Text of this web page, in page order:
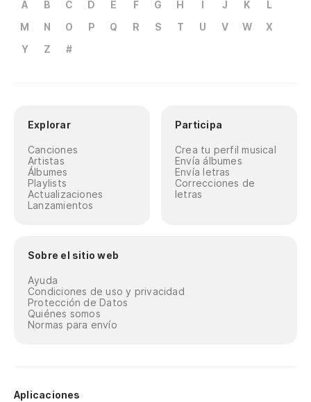
A B C D E F G H I J K
L
M
N O P Q R S T U V W
X
Y
Z #
Explorar
Canciones
Artistas
Álbumes
Playlists
Actualizaciones
Lanzamientos
Participa
Crea tu perfil musical
Envía álbumes
Envía letras
Correcciones de
letras
Sobre el sitio web
Ayuda
Condiciones de uso y privacidad
Protección de Datos
Quiénes somos
Normas para envío
Aplicaciones